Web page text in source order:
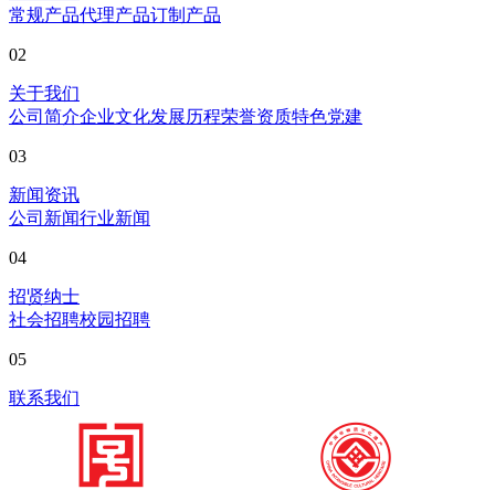
常规产品代理产品订制产品
02
关于我们
公司简介企业文化发展历程荣誉资质特色党建
03
新闻资讯
公司新闻行业新闻
04
招贤纳士
社会招聘校园招聘
05
联系我们